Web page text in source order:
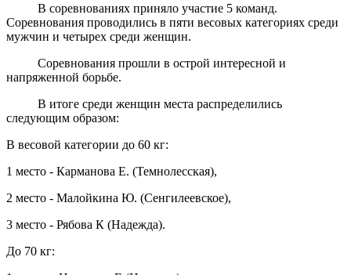
В соревнованиях приняло участие 5 команд.
Соревнования проводились в пяти весовых категориях среди
мужчин и четырех среди женщин.
Соревнования прошли в острой интересной и
напряженной борьбе.
В итоге среди женщин места распределились
следующим образом:
В весовой категории до 60 кг:
1 место - Карманова Е. (Темнолесская),
2 место - Малойкина Ю. (Сенгилеевское),
3 место - Рябова К (Надежда).
До 70 кг: